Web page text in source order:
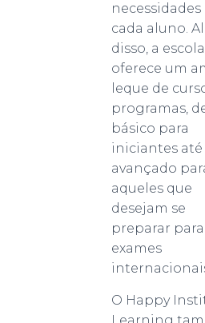
necessidades
cada aluno.
disso, a escola
oferece um
leque de
programas,
básico para
iniciantes até
avançado
aqueles que
desejam se
preparar para
exames
O Happy